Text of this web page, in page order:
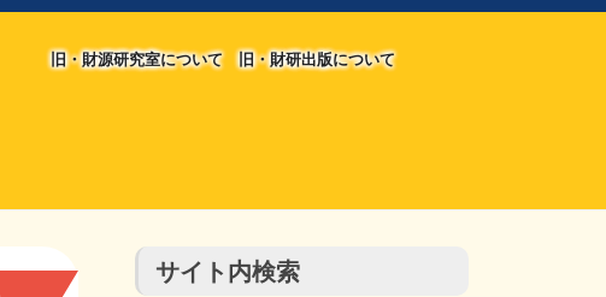
旧・財源研究室について 旧・財研出版について
サイト内検索